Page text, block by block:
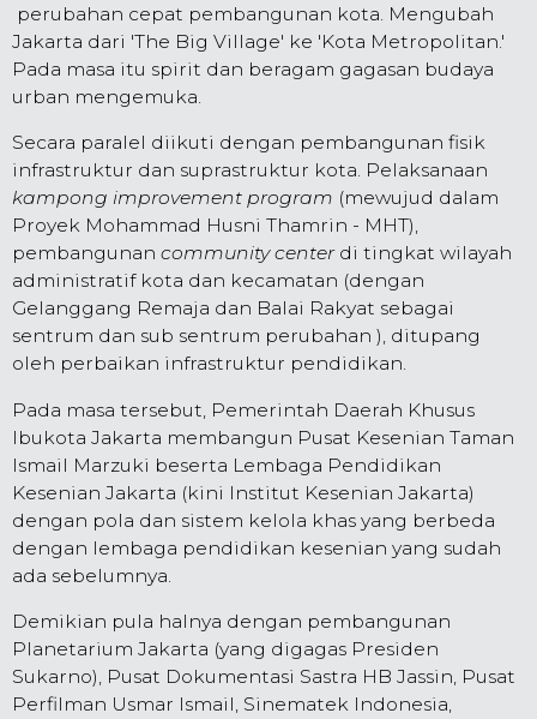
perubahan cepat pembangunan kota. Mengubah
Jakarta dari 'The Big Village' ke 'Kota Metropolitan.'
Pada masa itu spirit dan beragam gagasan budaya
urban mengemuka.
Secara paralel diikuti dengan pembangunan fisik
infrastruktur dan suprastruktur kota. Pelaksanaan
kampong improvement program (mewujud dalam
Proyek Mohammad Husni Thamrin - MHT),
pembangunan community centerdi tingkat wilayah
administratif kota dan kecamatan (dengan
Gelanggang Remaja dan Balai Rakyat sebagai
sentrum dan sub sentrum perubahan ), ditupang
oleh perbaikan infrastruktur pendidikan.
Pada masa tersebut, Pemerintah Daerah Khusus
Ibukota Jakarta membangun Pusat Kesenian Taman
Ismail Marzuki beserta Lembaga Pendidikan
Kesenian Jakarta (kini Institut Kesenian Jakarta)
dengan pola dan sistem kelola khas yang berbeda
dengan lembaga pendidikan kesenian yang sudah
ada sebelumnya.
Demikian pula halnya dengan pembangunan
Planetarium Jakarta (yang digagas Presiden
Sukarno), Pusat Dokumentasi Sastra HB Jassin, Pusat
Perfilman Usmar Ismail, Sinematek Indonesia,